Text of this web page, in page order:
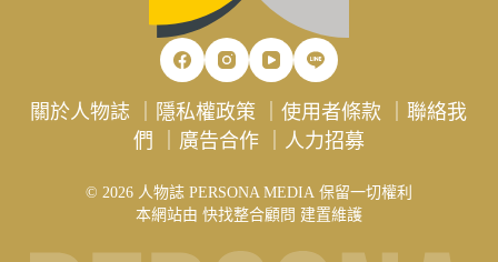
關於人物誌 隱私權政策 ｜使用者條款 ｜聯絡我
們
廣告合作｜ 人力招募
© 2026 人物誌 PERSONA MEDIA 保留一切權利
本網站由 快找整合顧問 建置維護